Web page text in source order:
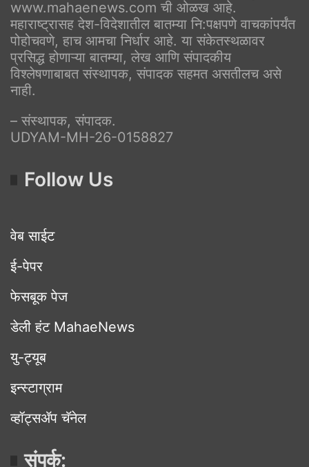
www.mahaenews.com ची ओळख आहे.
महाराष्ट्रासह देश-विदेशातील बातम्या नि:पक्षपणे वाचकांपर्यंत
पोहोचवणे, हाच आमचा निर्धार आहे. या संकेतस्थळावर
प्रसिद्ध होणाऱ्या बातम्या, लेख आणि संपादकीय
विश्लेषणाबाबत संस्थापक, संपादक सहमत असतीलच असे
नाही.
– संस्थापक, संपादक.
UDYAM-MH-26-0158827
Follow Us
वेब साईट
ई-पेपर
फेसबूक पेज
डेली हंट MahaeNews
यु-ट्यूब
इन्स्टाग्राम
व्हॉट्सॲप चॅनेल
संपर्क: